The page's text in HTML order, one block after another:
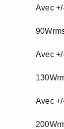
Avec
Avec
Avec